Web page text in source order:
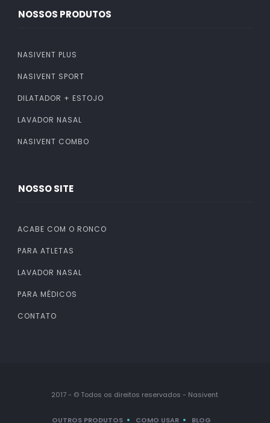
NOSSOS PRODUTOS
NASIVENT PLUS
NASIVENT SPORT
DILATADOR + ESTOJO
LAVADOR NASAL
NASIVENT COMBO
NOSSO SITE
ACABE COM O RONCO
PARA ATLETAS
LAVADOR NASAL
PARA MÉDICOS
CONTATO
2017 - © Todos os direitos reservados - Nasivent
OUTROS PRODUTOS COMO USAR BLOG